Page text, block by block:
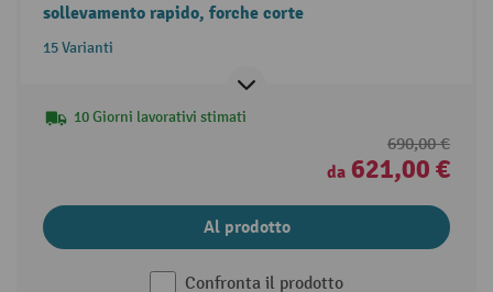
sollevamento rapido, forche corte
15 Varianti
10 Giorni lavorativi stimati
690,00 €
da 621,00 €
Al prodotto
Confronta il prodotto